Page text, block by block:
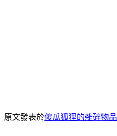
原文發表於傻瓜狐狸的雜碎物品